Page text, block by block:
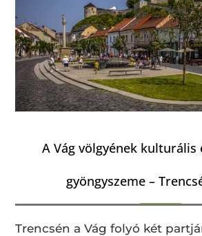
A Vág völgyének
gyöngyszeme –
Trencsén a Vág folyó két